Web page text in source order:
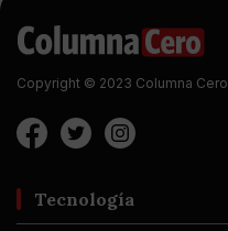
Copyright © 2023 Columna Cero
Tecnología